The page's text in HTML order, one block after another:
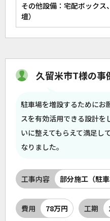
その他設備：宅配ボック
壇）
久留米市T様の事
駐車場を増設するためにお
スを有効活用できる設計を
いに整えてもらえて満足し
なりました。
工事内容 部分施工（駐車
費用 78万円 工期